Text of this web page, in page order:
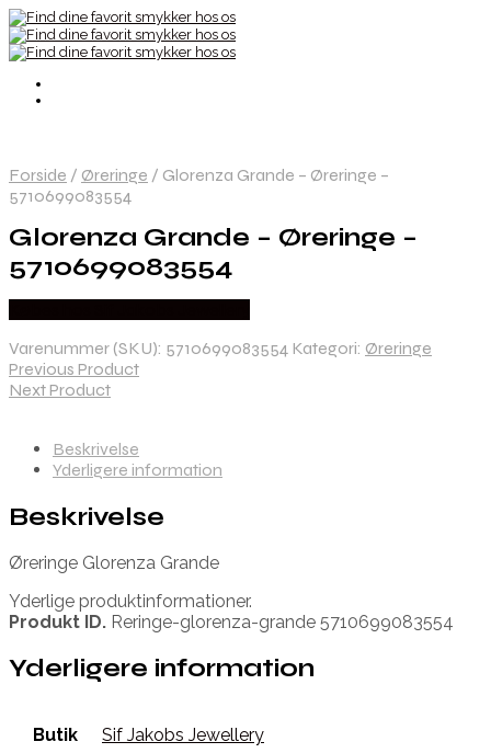
Forside / Øreringe / Glorenza Grande – Øreringe –
5710699083554
Glorenza Grande – Øreringe –
5710699083554
Varenummer (SKU): 5710699083554 Kategori: Øreringe
Previous Product
Next Product
Beskrivelse
Yderligere information
Beskrivelse
Øreringe Glorenza Grande
Yderlige produktinformationer.
Produkt ID. Reringe-glorenza-grande 5710699083554
Yderligere information
Butik Sif Jakobs Jewellery